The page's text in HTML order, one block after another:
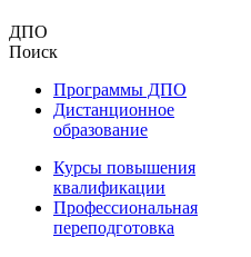
ДПО
Поиск
Программы ДПО
Дистанционное
образование
Курсы повышения
квалификации
Профессиональная
переподготовка